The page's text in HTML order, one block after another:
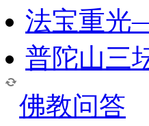
法宝重光
普陀山三
佛教问答